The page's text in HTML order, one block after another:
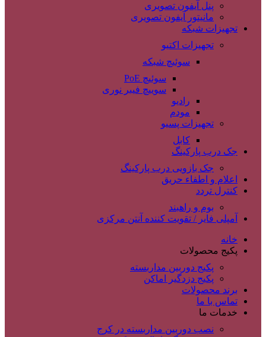
پنل آیفون تصویری
مانیتور آیفون تصویری
تجهیزات شبکه
تجهیزات اکتیو
سوئیچ شبکه
سوئیچ PoE
سوییچ فیبر نوری
رادیو
مودم
تجهیزات پسیو
کابل
جک درب پارکینگ
جک بازویی درب پارکینگ
اعلام و اطفاء حریق
کنترل تردد
بوم و راهبند
آمپلی فایر / تقویت کننده آنتن مرکزی
خانه
پکیج محصولات
پکیج دوربین مداربسته
پکیج دزدگیر اماکن
برند محصولات
تماس با ما
خدمات ما
نصب دوربین مداربسته در کرج